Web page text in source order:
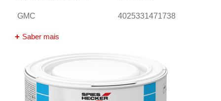
GMC 4025331471738
Saber mais